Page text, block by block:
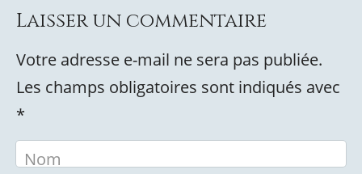
Laisser un commentaire
Votre adresse e-mail ne sera pas publiée.
Les champs obligatoires sont indiqués avec
*
Nom